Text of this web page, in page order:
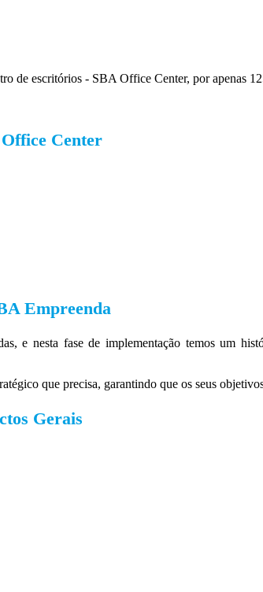
de escritórios - SBA Office Center, por apenas
Center
Empreenda
e nesta fase de implementação temos um
que precisa, garantindo que os seus
Gerais